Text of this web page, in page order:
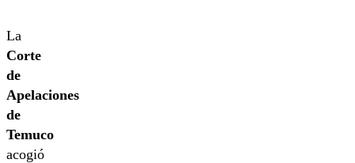
La
Corte
de
Apelaciones
de
Temuco
acogió